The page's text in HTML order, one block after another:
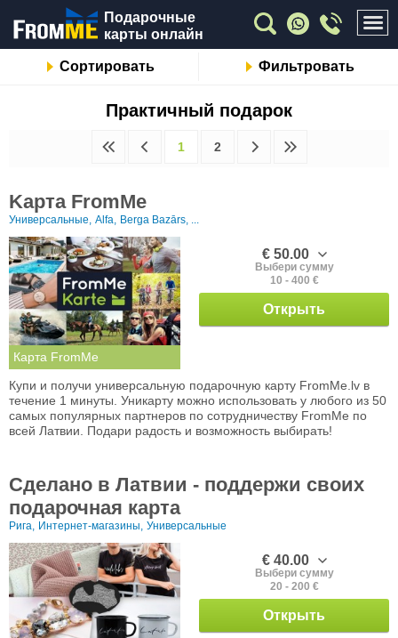
Подарочные
карты онлайн
Сортировать Фильтровать
Практичный подарок
1 2
Kарта FromMe
Универсальные, Alfa, Berga Bazārs, ...
Карта FromMe
€ 50.00
Выбери сумму
10 - 400 €
Открыть
Купи и получи универсальную подарочную карту FromMe.lv в
течение 1 минуты. Уникарту можно использовать у любого из 50
самых популярных партнеров по сотрудничеству FromMe по
всей Латвии. Подари радость и возможность выбирать!
Сделано в Латвии - поддержи своих
подарочная карта
Рига, Интернет-магазины, Универсальные
€ 40.00
Выбери сумму
20 - 200 €
Открыть